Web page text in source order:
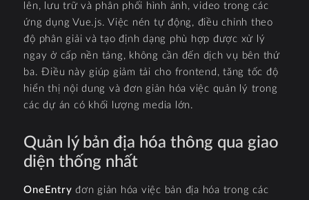
lên, lưu trữ và phân phối hình ảnh, video trong các
ứng dụng Vue.js. Việc nén tự động, điều chỉnh theo
độ phân giải và tạo định dạng phù hợp được xử lý
ngay ở cấp nền tảng, không cần đến dịch vụ bên thứ
ba. Điều này giúp giảm tải cho frontend, tăng tốc độ
hiển thị nội dung và đơn giản hóa việc quản lý trong
các dự án có khối lượng media lớn.
Quản lý bản địa hóa thông qua giao
diện thống nhất
OneEntry đơn giản hóa việc bản địa hóa trong các